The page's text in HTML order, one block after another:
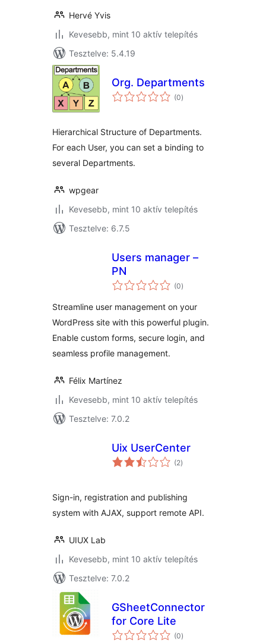
Hervé Yvis
Kevesebb, mint 10 aktív telepítés
Tesztelve: 5.4.19
Org. Departments
(0értékelés
összesen
)
Hierarchical Structure of Departments.
For each User, you can set a binding to
several Departments.
wpgear
Kevesebb, mint 10 aktív telepítés
Tesztelve: 6.7.5
Users manager –
PN
(0értékelés
összesen
)
Streamline user management on your
WordPress site with this powerful plugin.
Enable custom forms, secure login, and
seamless profile management.
Félix Martínez
Kevesebb, mint 10 aktív telepítés
Tesztelve: 7.0.2
Uix UserCenter
(2értékelés
összesen
)
Sign-in, registration and publishing
system with AJAX, support remote API.
UIUX Lab
Kevesebb, mint 10 aktív telepítés
Tesztelve: 7.0.2
GSheetConnector
for Core Lite
(0értékelés
összesen
)